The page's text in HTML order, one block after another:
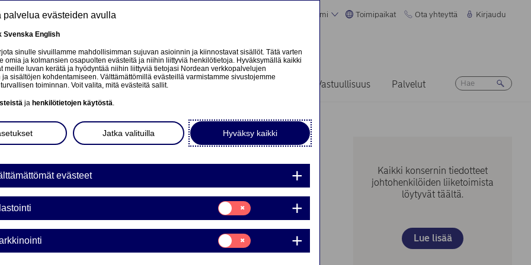
Suomi Toimipaikat Ota yhteyttä Kirjaudu
Tietoa meistä Sijoittajat Uutiset & analyysit Vastuullisuus Palvelut
& analyysit Medialle Johtohenkilöiden liiketoimet
Kaikki konsernin tiedotteet
johtohenkilöiden liiketoimista
löytyvät täältä.
Lue lisää
palvelua evästeiden avulla
Svenska English
sinulle sivuillamme mahdollisimman sujuvan asioinnin ja kiinnostavat sisällöt. Tätä varten
omia ja kolmansien osapuolten evästeitä ja niihin liittyviä henkilötietoja. Hyväksymällä kaikki
meille luvan kerätä ja hyödyntää niihin liittyviä tietojasi Nordean verkkopalvelujen
ja sisältöjen kohdentamiseen. Välttämättömillä evästeillä varmistamme sivustojemme
toiminnan. Voit valita, mitä evästeitä sallit.
ja henkilötietojen käytöstä.
Hyväksy kaikki
Jatka valituilla
evästeet
Suostumusvalinta:
Tilastointi
Suostumusvalinta:
Markkinointi